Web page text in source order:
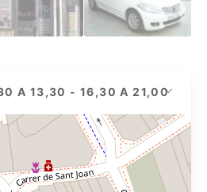
A 13,30 - 16,30 A 21,00